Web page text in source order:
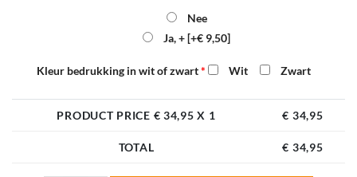
Nee
Ja, +[+€ 9,50]
Kleur bedrukking in wit of zwart* Wit Zwart
PRODUCT PRICE €34,95 X 1 € 34,95
TOTAL € 34,95